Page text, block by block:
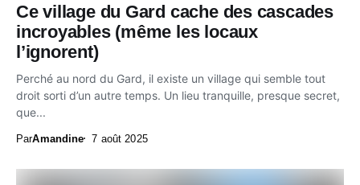
Ce village du Gard cache des cascades
incroyables (même les locaux
l’ignorent)
Perché au nord du Gard, il existe un village qui semble tout
droit sorti d’un autre temps. Un lieu tranquille, presque secret,
que...
ParAmandine 7 août 2025